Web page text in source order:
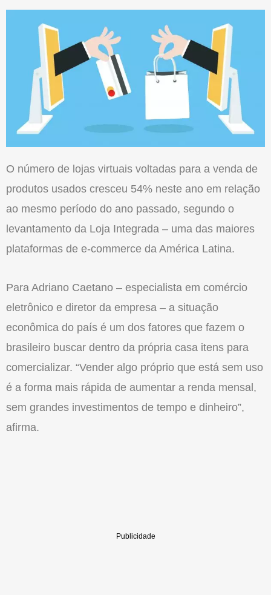
O número de lojas virtuais voltadas para a venda de
produtos usados cresceu 54% neste ano em relação
ao mesmo período do ano passado, segundo o
levantamento da Loja Integrada – uma das maiores
plataformas de e-commerce da América Latina.
Para Adriano Caetano – especialista em comércio
eletrônico e diretor da empresa – a situação
econômica do país é um dos fatores que fazem o
brasileiro buscar dentro da própria casa itens para
comercializar. “Vender algo próprio que está sem uso
é a forma mais rápida de aumentar a renda mensal,
sem grandes investimentos de tempo e dinheiro”,
afirma.